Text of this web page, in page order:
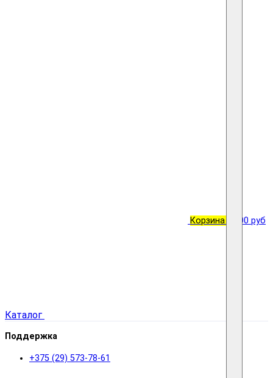
Корзина 0.00 руб
Каталог
Поддержка
+375 (29) 573-78-61